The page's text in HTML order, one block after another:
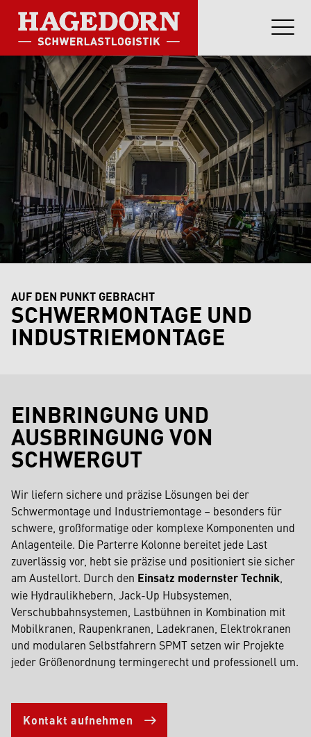
AUF DEN PUNKT GEBRACHT
SCHWERMONTAGE UND
INDUSTRIEMONTAGE
EINBRINGUNG UND
AUSBRINGUNG VON
SCHWERGUT
Wir liefern sichere und präzise Lösungen bei der
Schwermontage und Industriemontage – besonders für
schwere, großformatige oder komplexe Komponenten und
Anlagenteile. Die Parterre Kolonne bereitet jede Last
zuverlässig vor, hebt sie präzise und positioniert sie sicher
am Austellort. Durch den Einsatz modernster Technik
wie Hydraulikhebern, Jack-Up Hubsystemen,
Verschubbahnsystemen, Lastbühnen in Kombination mit
Mobilkranen, Raupenkranen, Ladekranen, Elektrokranen
und modularen Selbstfahrern SPMT setzen wir Projekte
jeder Größenordnung termingerecht und professionell um.
Kontakt aufnehmen